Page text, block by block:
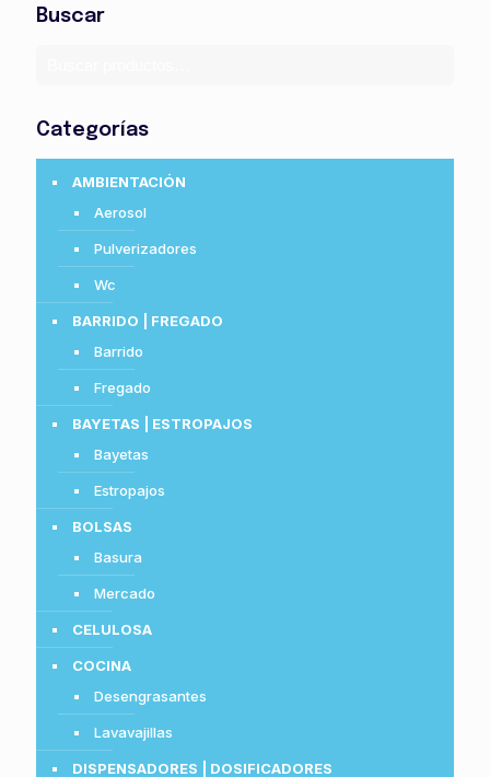
Buscar
Categorías
AMBIENTACIÓN
Aerosol
Pulverizadores
Wc
BARRIDO | FREGADO
Barrido
Fregado
BAYETAS | ESTROPAJOS
Bayetas
Estropajos
BOLSAS
Basura
Mercado
CELULOSA
COCINA
Desengrasantes
Lavavajillas
DISPENSADORES | DOSIFICADORES